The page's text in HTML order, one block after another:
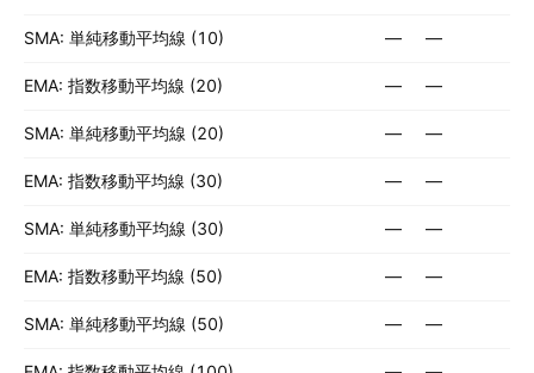
SMA: 単純移動平均線 (10) — —
EMA: 指数移動平均線 (20) — —
SMA: 単純移動平均線 (20) — —
EMA: 指数移動平均線 (30) — —
SMA: 単純移動平均線 (30) — —
EMA: 指数移動平均線 (50) — —
SMA: 単純移動平均線 (50) — —